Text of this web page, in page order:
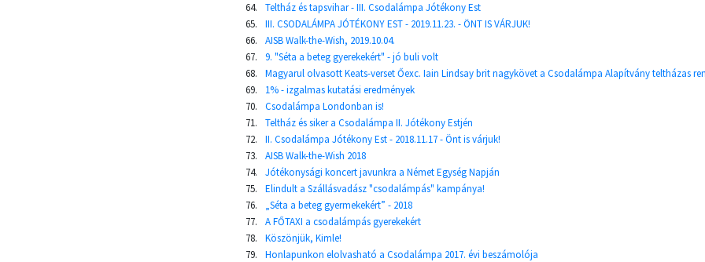
64.
Teltház és tapsvihar - III. Csodalámpa Jótékony Est
65.
III. CSODALÁMPA JÓTÉKONY EST - 2019.11.23. - ÖNT IS VÁRJUK!
66.
AISB Walk-the-Wish, 2019.10.04.
67.
9. "Séta a beteg gyerekekért" - jó buli volt
68.
Magyarul olvasott Keats-verset Őexc. Iain Lindsay brit nagykövet a Csodalámpa Alapítvány teltházas
69.
1% - izgalmas kutatási eredmények
70.
Csodalámpa Londonban is!
71.
Teltház és siker a Csodalámpa II. Jótékony Estjén
72.
II. Csodalámpa Jótékony Est - 2018.11.17 - Önt is várjuk!
73.
AISB Walk-the-Wish 2018
74.
Jótékonysági koncert javunkra a Német Egység Napján
75.
Elindult a Szállásvadász "csodalámpás" kampánya!
76.
„Séta a beteg gyermekekért” - 2018
77.
A FŐTAXI a csodalámpás gyerekekért
78.
Köszönjük, Kimle!
79.
Honlapunkon elolvasható a Csodalámpa 2017. évi beszámolója